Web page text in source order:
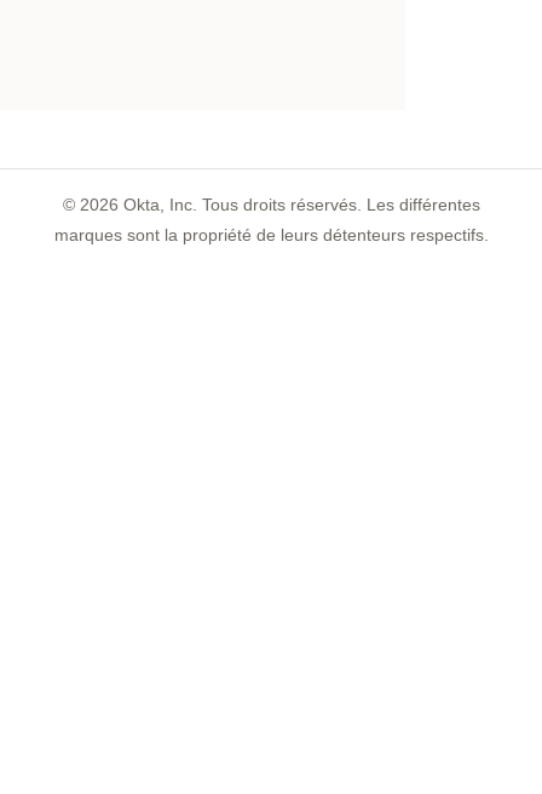
© 2026 Okta, Inc. Tous droits réservés. Les différentes
marques sont la propriété de leurs détenteurs respectifs.